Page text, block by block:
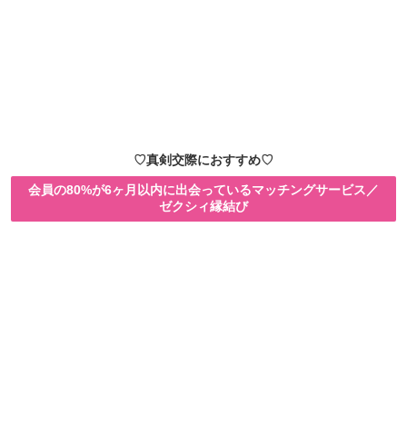
♡真剣交際におすすめ♡
会員の80%が6ヶ月以内に出会っているマッチングサービス／
ゼクシィ縁結び